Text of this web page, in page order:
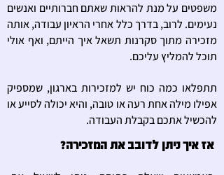
משפטים על מנת להראות שאתם חברותיים ואנשים
נעימים. לרוב, בדרך כלל אחרי הראיון עבודה, אותה
מזכירה מתוך סקרנות תשאל איך הייתם, ואף אולי
תוכל להמליץ עליכם.
תתפלאו כמה כוח יש למזכירות בארגון, שמספיק
אפילו מילה אחת רעה או טובה, והיא יכולה לסייע או
להכשיל אתכם בקבלת העבודה.
אז איך ניתן לדובב את המזכירה?